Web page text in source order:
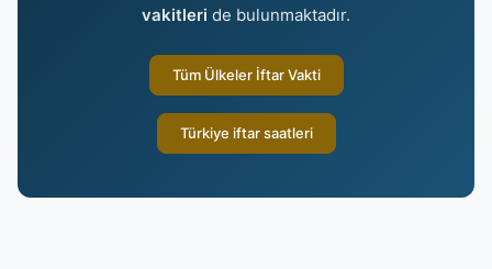
vakitleri de bulunmaktadır.
Tüm Ülkeler İftar Vakti
Türkiye iftar saatleri